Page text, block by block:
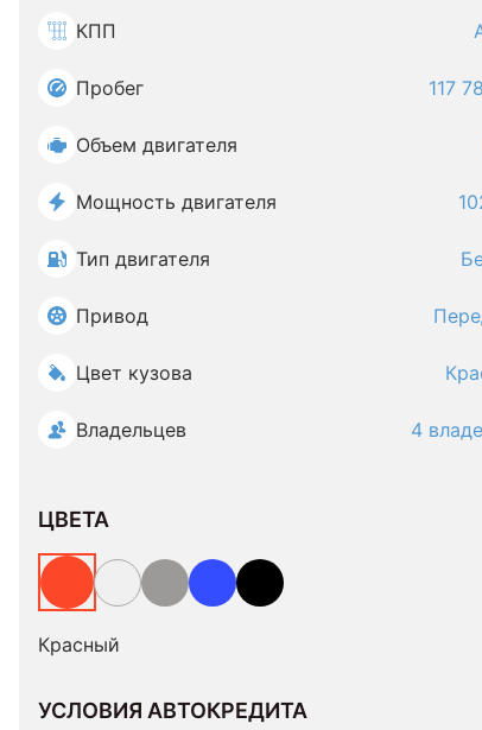
КПП
Пробег 117
Объем двигателя
Мощность двигателя
Тип двигателя
Привод
Цвет кузова
Владельцев 4
ЦВЕТА
Красный
УСЛОВИЯ АВТОКРЕДИТА